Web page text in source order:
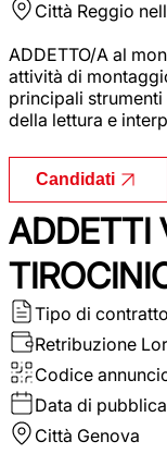
Città Reggio
ADDETTO/A al
attività di
principali
della lettura e
Candidati
ADDETTI
Tipo di contratto
Retribuzione
Codice
Data di
Città Genova